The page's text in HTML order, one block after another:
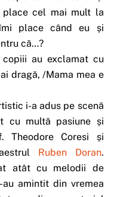
cel mai mult la
place când eu și
că…?
au exclamat cu
dragă, /Mama mea e
i-a adus pe scenă
cu multă pasiune și
Theodore Coresi și
Ruben Doran.
atât cu melodii de
amintit din vremea